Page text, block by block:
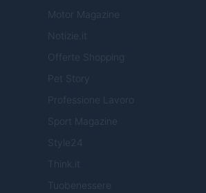
Motor Magazine
Notizie.it
Offerte Shopping
Pet Story
Professione Lavoro
Sport Magazine
Style24
Think.it
Tuobenessere